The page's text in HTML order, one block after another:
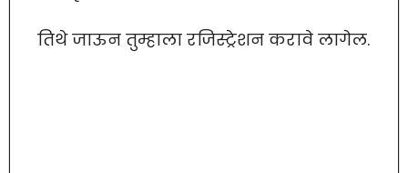
तिथे जाऊन तुम्हाला रजिस्ट्रेशन करावे लागेल.